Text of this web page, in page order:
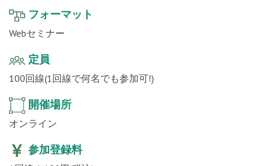
フォーマット
Webセミナー
定員
100回線(1回線で何名でも参加可!)
開催場所
オンライン
参加登録料